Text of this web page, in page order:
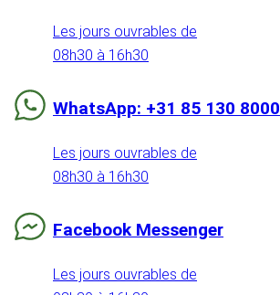
Les jours ouvrables de
08h30 à 16h30
WhatsApp: +31 85 130 8000
Les jours ouvrables de
08h30 à 16h30
Facebook Messenger
Les jours ouvrables de